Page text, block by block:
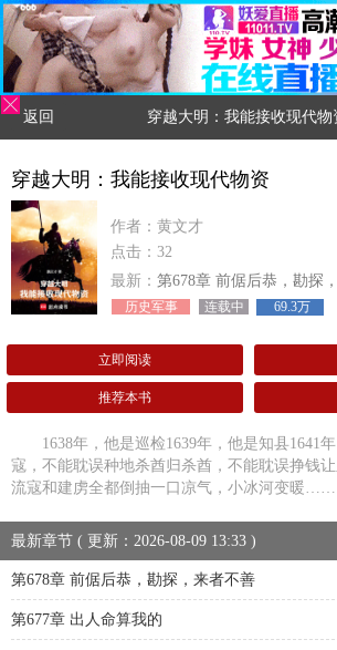
返回 穿越大明：我能接收现代物
穿越大明：我能接收现代物资
作者：黄文才
点击：32
最新： 第678章 前倨后恭，勘探
历史军事 连载中 69.3万
立即阅读
推荐本书
1638年，他是巡检1639年，他是知县1641
寇，不能耽误种地杀酋归杀酋，不能耽误挣钱让
流寇和建虏全都倒抽一口凉气，小冰河变暖
最新章节 ( 更新：2026-08-09 13:33 )
第678章 前倨后恭，勘探，来者不善
第677章 出人命算我的